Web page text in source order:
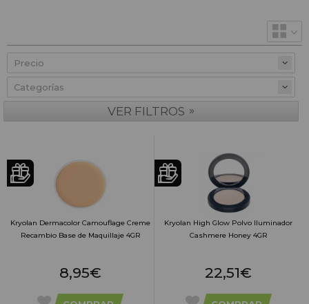
Precio
VER FILTROS »
Kryolan Dermacolor Camouflage Creme
Recambio Base de Maquillaje 4GR
8,95€
Kryolan High Glow Polvo Iluminador
Cashmere Honey 4GR
22,51€